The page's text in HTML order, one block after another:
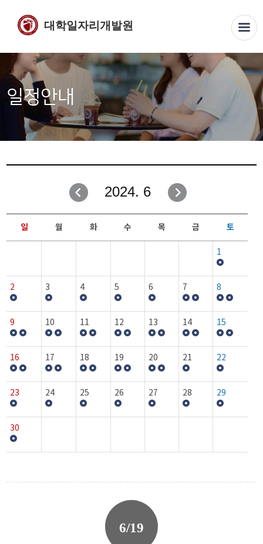
대학일자리개발원
일정안내
2024. 6
일 월 화 수 목 금 토
1
2 3 4 5 6 7 8
9 10 11 12 13 14 15
16 17 18 19 20 21 22
23 24 25 26 27 28 29
30
6/19